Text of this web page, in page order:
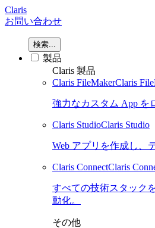
Claris
お問い合わせ
検索...
製品
Claris 製品
Claris FileMakerClaris
強力なカスタム App を
Claris StudioClaris Studio
Web アプリを作成し、
Claris ConnectClaris
すべての技術スタック
動化。
その他